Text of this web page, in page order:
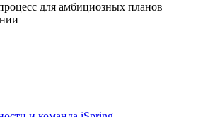
для амбициозных планов